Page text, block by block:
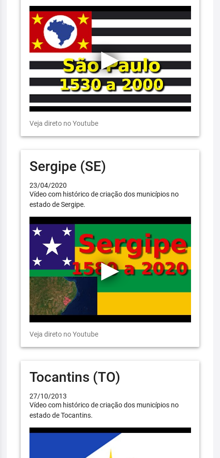
Veja direto no Youtube
Sergipe (SE)
23/04/2020
Vídeo com histórico de criação dos municípios no
estado de Sergipe.
Veja direto no Youtube
Tocantins (TO)
27/10/2013
Vídeo com histórico de criação dos municípios no
estado de Tocantins.